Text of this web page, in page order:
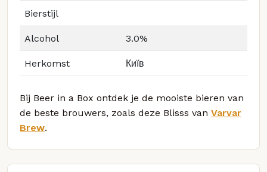
Bierstijl
Alcohol 3.0%
Herkomst Київ
Bij Beer in a Box ontdek je de mooiste bieren van
de beste brouwers, zoals deze Blisss van Varvar
Brew.